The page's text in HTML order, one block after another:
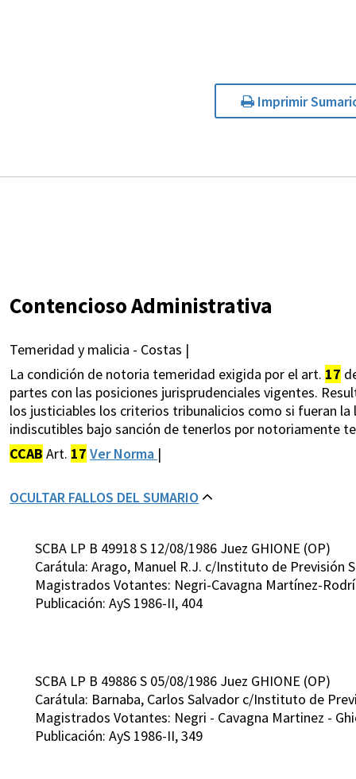
Imprimir
Contencioso Administrativa
Temeridad y malicia - Costas |
La condición de notoria temeridad exigida por el art. 17
partes con las posiciones jurisprudenciales vigentes.
los justiciables los criterios tribunalicios como si fueran
indiscutibles bajo sanción de tenerlos por notoriamente
CCAB Art. 17 Ver Norma |
OCULTAR FALLOS DEL SUMARIO
SCBA LP B 49918 S 12/08/1986 Juez GHIONE (OP)
Carátula: Arago, Manuel R.J. c/Instituto de
Magistrados Votantes: Negri-Cavagna Martínez-
Publicación: AyS 1986-II, 404
SCBA LP B 49886 S 05/08/1986 Juez GHIONE (OP)
Carátula: Barnaba, Carlos Salvador c/Instituto de
Magistrados Votantes: Negri - Cavagna Martinez -
Publicación: AyS 1986-II, 349